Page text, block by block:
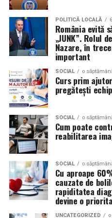
Mercedes-Benz;
Volkswagen;
Audi;
Skoda;
Seat;
Porsche;
Opel;
Ford;
Renault și altele.
Compatibilitatea exactă
în manualul vehiculului sau
producătorului.
Este potrivit pentru
ar fi închirierea toaletelor din
câștiga aprecierea publicului.
Aceasta nu doar că
eveniment, dar poate și
care sunt interesați de
Promovând un eveniment
atrage atenția asupra
mediului și față de
Participanții vor aprecia cu
organizatorii au ales să
natura. De asemenea, acest
creșterea reputației
numărului de participanți în
Confortul participanților
Deși un eveniment verde
POLITICĂ LOCALĂ
România evită
„JUNK”. Rolul
Nazare, în
important
SOCIAL o
Curs prim
pregătești
SOCIAL o
Cum poate
reabilitarea
SOCIAL o
Cu aproape
cauzate de
rapiditatea
devine o
UNCATEGORIZED